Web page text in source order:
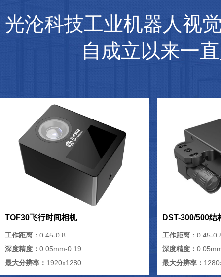
光沦科技工业机器人视
自成立以来一
TOF30飞行时间相机
工作距离： 0.45-0.8
深度精度： 0.05mm-0.19
最大分辨率： 1920x1280
DST-300/500结
工作距离：0.45-
深度精度：
最大分辨率：